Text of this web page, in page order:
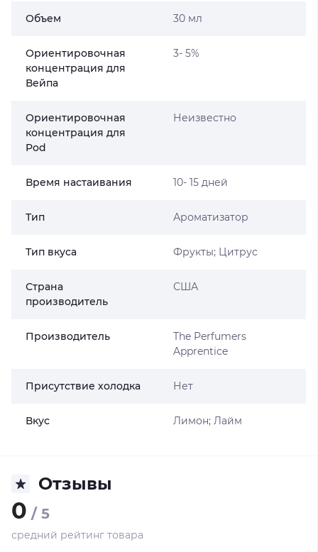
Объем 30 мл
Ориентировочная
концентрация для
Вейпа
3- 5%
Ориентировочная
концентрация для
Pod
Неизвестно
Время настаивания 10- 15 дней
Тип Ароматизатор
Тип вкуса Фрукты; Цитрус
Страна
производитель
США
Производитель
The Perfumers
Apprentice
Присутствие холодка Нет
Вкус Лимон; Лайм
Отзывы
0 / 5
средний рейтинг товара